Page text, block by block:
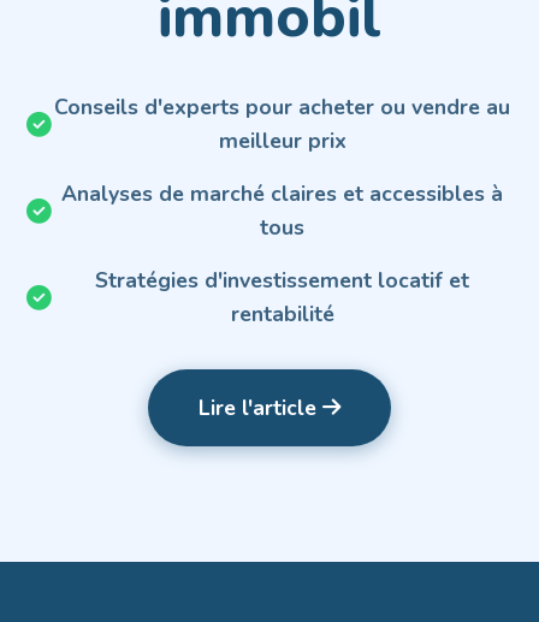
immobil
Conseils d'experts pour acheter ou vendre au
meilleur prix
Analyses de marché claires et accessibles à
tous
Stratégies d'investissement locatif et
rentabilité
Lire l'article